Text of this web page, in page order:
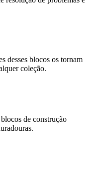
desses blocos os tornam
coleção.
de construção